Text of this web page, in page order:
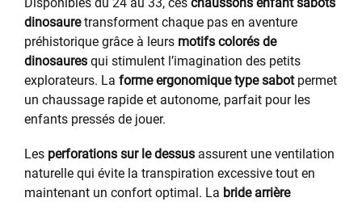
dinosauretransforment chaque pas en aventure
préhistorique grâce à leurs motifs colorés de
dinosaures qui stimulent l’imagination des petits
explorateurs. La forme ergonomique type sabotpermet
un chaussage rapide et autonome, parfait pour les
enfants pressés de jouer.
Les perforations sur le dessus assurent une ventilation
naturelle qui évite la transpiration excessive tout en
maintenant un confort optimal. La bride arrière